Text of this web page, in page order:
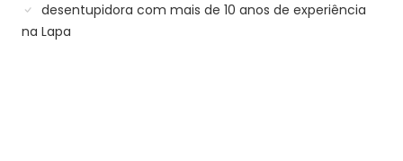
desentupidora com mais de 10 anos de experiência
na Lapa